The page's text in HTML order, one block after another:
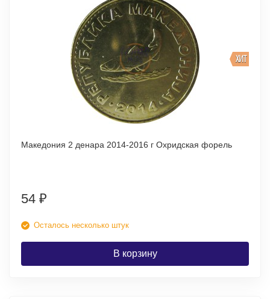
ХИТ
Македония 2 денара 2014-2016 г Охридская форель
54 ₽
Осталось несколько штук
В корзину